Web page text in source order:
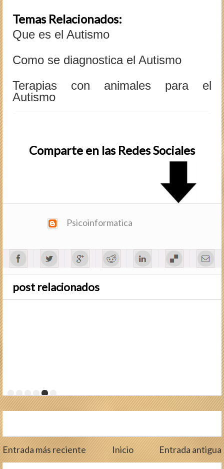
Temas Relacionados:
Que es el Autismo
Como se diagnostica el Autismo
Terapias con animales para el
Autismo
Comparte en las Redes Sociales
Psicoinformatica
post relacionados
Entrada más reciente Inicio Entrada antigua